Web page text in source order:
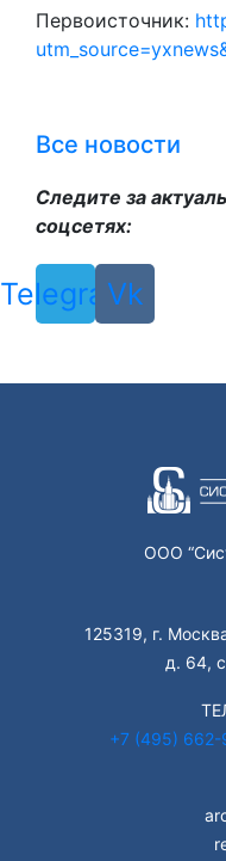
Первоисточник:
Все новости
Следите за
соцсетях:
Telegram
Vk
ООО
125319, г.
д. 64,
+7 (495) 662-